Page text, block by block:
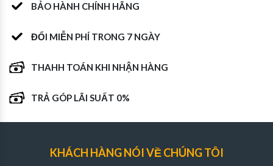
BẢO HÀNH CHÍNH HÃNG
ĐỔI MIỄN PHÍ TRONG 7 NGÀY
THAHH TOÁN KHI NHẬN HÀNG
TRẢ GÓP LÃI SUẤT 0%
KHÁCH HÀNG NÓI VỀ CHÚNG TÔI